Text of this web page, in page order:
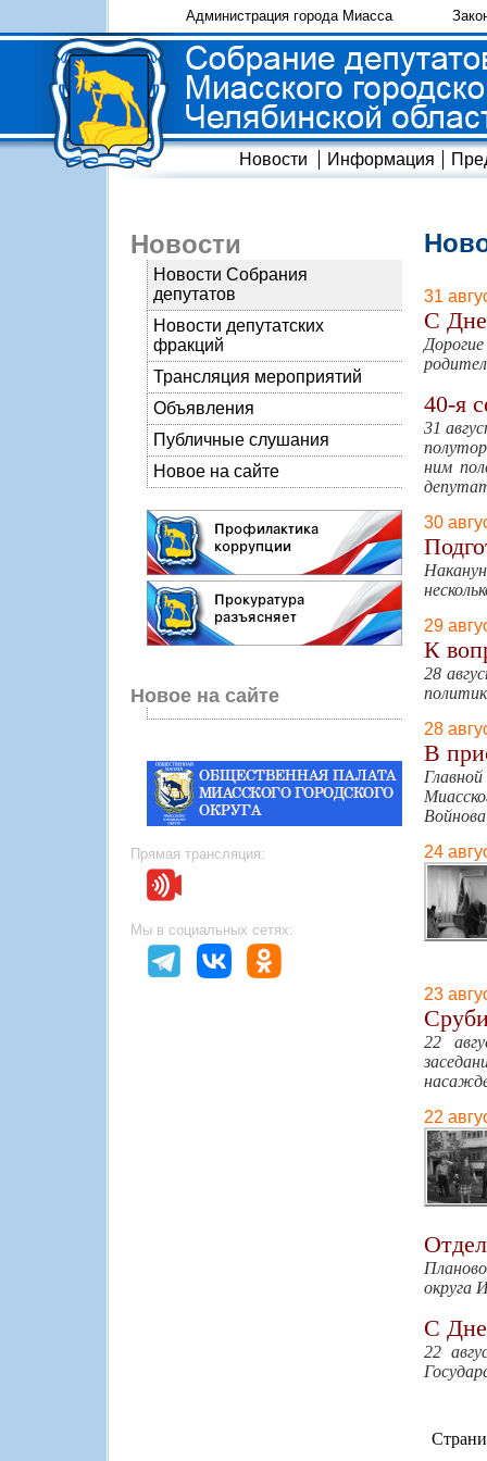
Администрация города Миасса
Новости Информация
Новости
Новости Собрания
депутатов
Новости депутатских
фракций
Трансляция мероприятий
Объявления
Публичные слушания
Новое на сайте
Новое на сайте
Прямая трансляция:
Мы в социальных сетях:
31
С
40-я
31
ним
30
29
К
28
28
В
24
23
22
22
округа
С
22